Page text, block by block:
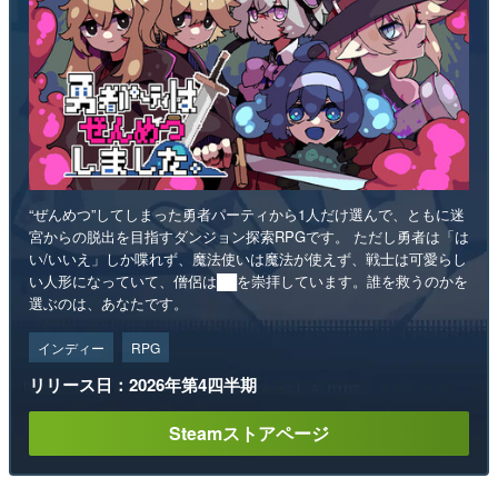
“ぜんめつ”してしまった勇者パーティから1人だけ選んで、ともに迷
宮からの脱出を目指すダンジョン探索RPGです。 ただし勇者は「は
い/いいえ」しか喋れず、魔法使いは魔法が使えず、戦士は可愛らし
い人形になっていて、僧侶は██を崇拝しています。誰を救うのかを
選ぶのは、あなたです。
インディー RPG
リリース日：2026年第4四半期
Steamストアページ